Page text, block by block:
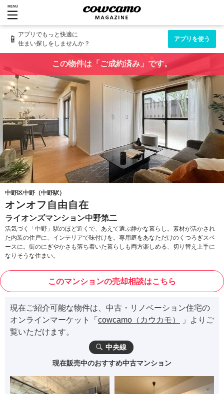
MENU
📱 アプリでもっと快適に
住まい探しをしませんか？
アプリを使う
この物件は「ご成約済み」です。
中野区中野（中野駅）
オンオフ自由自在
ライオンズマンション中野第二
活気づく「中野」駅のほど近くで、あえて選ぶ静かな暮らし。素材が活かされ
た内装の住戸に、インテリアで味付けを。専用庭をあなただけのくつろぎスペ
ースに。街のにぎやかさも落ち着いた暮らしも両方楽しめる、切り替え上手に
なりそうな住まい。
このマンションの売却相談はこちら
現在ご紹介可能な物件は、中古・リノベーション住宅の
オンラインマーケット「 cowcamo（カウカモ）
」よりご
覧いただけます。
中央線
現在販売中のおすすめ中古マンション